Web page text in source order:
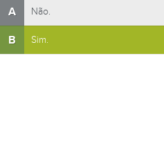
A Não.
B Sim.